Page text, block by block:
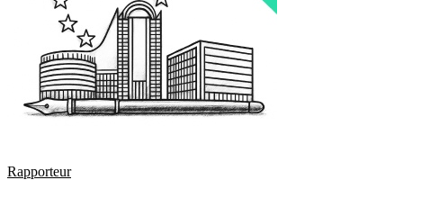
Rapporteur